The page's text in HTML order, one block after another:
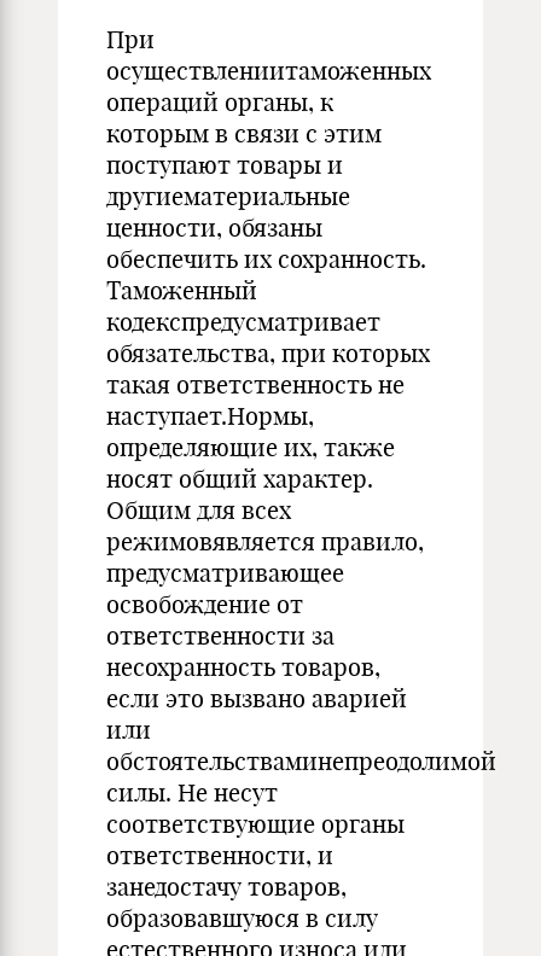
При
осуществлениитаможенных
операций органы, к
которым в связи с этим
поступают товары и
другиематериальные
ценности, обязаны
обеспечить их сохранность.
Таможенный
кодекспредусматривает
обязательства, при которых
такая ответственность не
наступает.Нормы,
определяющие их, также
носят общий характер.
Общим для всех
режимовявляется правило,
предусматривающее
освобождение от
ответственности за
несохранность товаров,
если это вызвано аварией
или
обстоятельстваминепреодолимой
силы. Не несут
соответствующие органы
ответственности, и
занедостачу товаров,
образовавшуюся в силу
естественного износа иди